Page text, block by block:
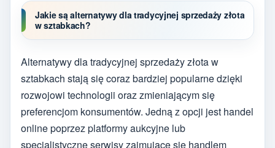
Jakie są alternatywy dla tradycyjnej sprzedaży złota
w sztabkach?
Alternatywy dla tradycyjnej sprzedaży złota w
sztabkach stają się coraz bardziej popularne dzięki
rozwojowi technologii oraz zmieniającym się
preferencjom konsumentów. Jedną z opcji jest handel
online poprzez platformy aukcyjne lub
specjalistyczne serwisy zajmujące się handlem